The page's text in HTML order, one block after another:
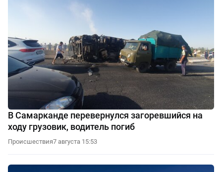
В Самарканде перевернулся загоревшийся на
ходу грузовик, водитель погиб
Происшествия7 августа 15:53